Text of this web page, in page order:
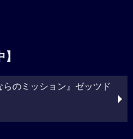
らのミッション』ゼッツド